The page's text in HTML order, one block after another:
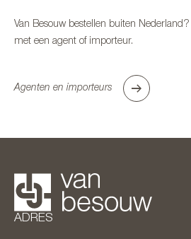
Van Besouw bestellen buiten
met een agent of importeur.
Agenten en importeurs
ADRES